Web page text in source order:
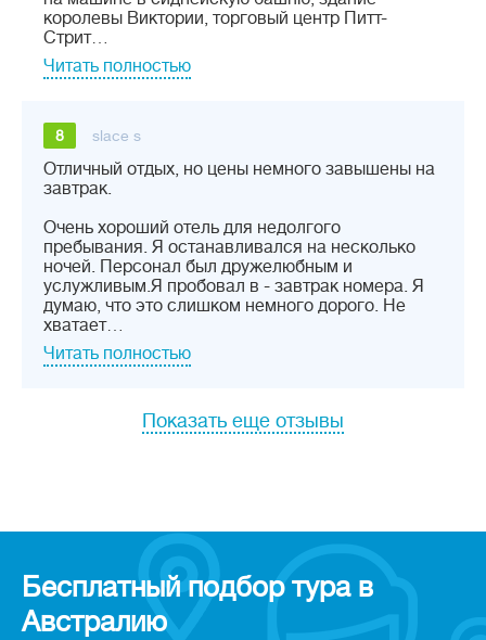
королевы Виктории, торговый центр Питт-
Стрит…
Читать полностью
8 slace s
Отличный отдых, но цены немного завышены на
завтрак.
Очень хороший отель для недолгого
пребывания. Я останавливался на несколько
ночей. Персонал был дружелюбным и
услужливым.Я пробовал в - завтрак номера. Я
думаю, что это слишком немного дорого. Не
хватает…
Читать полностью
Показать еще отзывы
Бесплатный подбор тура в
Австралию